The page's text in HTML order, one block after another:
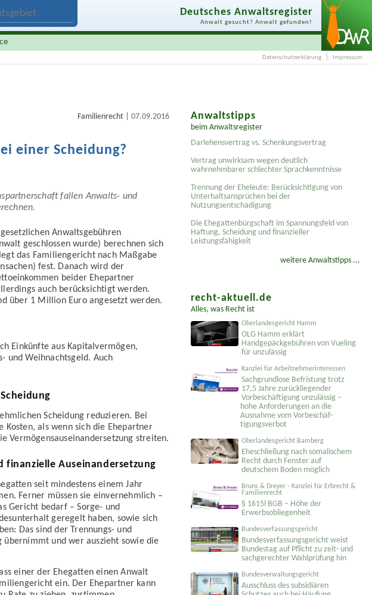
Deutsches Anwaltsregister
Anwalt gesucht? Anwalt gefunden!
Datenschutzerklärung Impressum
Familienrecht| 07.09.2016
einer Scheidung?
fallen Anwalts- und
Anwaltsgebühren
geschlossen wurde) berechnen sich
das Familiengericht nach Maßgabe
fest. Danach wird der
beider Ehepartner
auch berücksichtigt werden.
über 1 Million Euro angesetzt werden.
Einkünfte aus Kapitalvermögen,
und Weihnachtsgeld. Auch
Scheidung reduzieren. Bei
als wenn sich die Ehepartner
Vermögensauseinandersetzung streiten.
finanzielle Auseinandersetzung
seit mindestens einem Jahr
Ferner müssen sie einvernehmlich –
Gericht bedarf – Sorge- und
geregelt haben, sowie sich
Das sind der Trennungs- und
übernimmt und wer auszieht sowie die
einer der Ehegatten einen Anwalt
ein. Der Ehepartner kann
Anwaltstipps
beim Anwaltsregister
Darlehensvertrag vs. Schenkungsvertrag
Vertrag unwirksam wegen deutlich
wahrnehmbarer schlechter Sprachkenntnisse
Trennung der Eheleute: Berücksichtigung von
Unterhaltsansprüchen bei der
Nutzungsentschädigung
Die Ehegattenbürgschaft im Spannungsfeld von
Haftung, Scheidung und finanzieller
Leistungsfähigkeit
weitere Anwaltstipps ...
recht-aktuell.de
Alles, was Recht ist
Oberlandesgericht Hamm
OLG Hamm erklärt
Handgepäckgebühren von Vueling
für unzulässig
Kanzlei für Arbeitnehmerinteressen
Sachgrundlose Befristung trotz
17,5 Jahre zurückliegender
Vorbeschäftigung unzulässig –
hohe Anforderungen an die
Ausnahme vom Vorbeschäf­
tigungsverbot
Oberlandesgericht Bamberg
Eheschließung nach somalischem
Recht durch Fenster auf
deutschem Boden möglich
Bruns & Dreyer - Kanzlei für Erbrecht &
Familienrecht
§ 1615l BGB – Höhe der
Erwerbsobliegenheit
Bundesverfassungsgericht
Bundesver­fassungsgericht weist
Bundestag auf Pflicht zu zeit- und
sachgerechter Wahlprüfung hin
Bundesverwaltungsgericht
Ausschluss des subsidiären